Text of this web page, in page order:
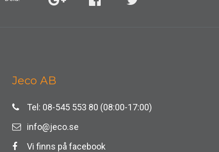
Jeco AB
Tel: 08-545 553 80 (08:00-17:00)
info@jeco.se
Vi finns på facebook